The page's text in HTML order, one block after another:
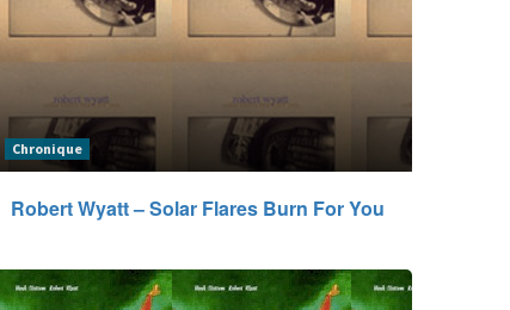
Chronique
Robert Wyatt – Solar Flares Burn For You